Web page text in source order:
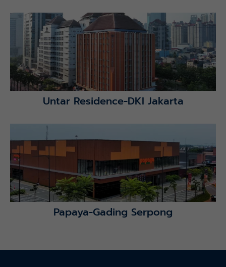
Lihat Detail Proyek
Untar Residence-DKI Jakarta
Lihat Detail Proyek
Papaya-Gading Serpong